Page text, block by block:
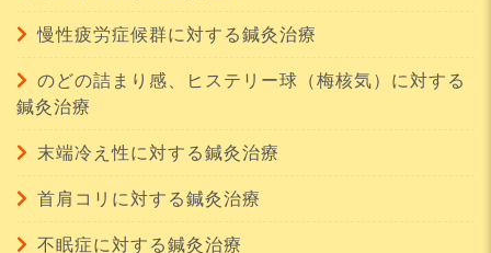
慢性疲労症候群に対する鍼灸治療
のどの詰まり感、ヒステリー球（梅核気）に対する
鍼灸治療
末端冷え性に対する鍼灸治療
首肩コリに対する鍼灸治療
不眠症に対する鍼灸治療